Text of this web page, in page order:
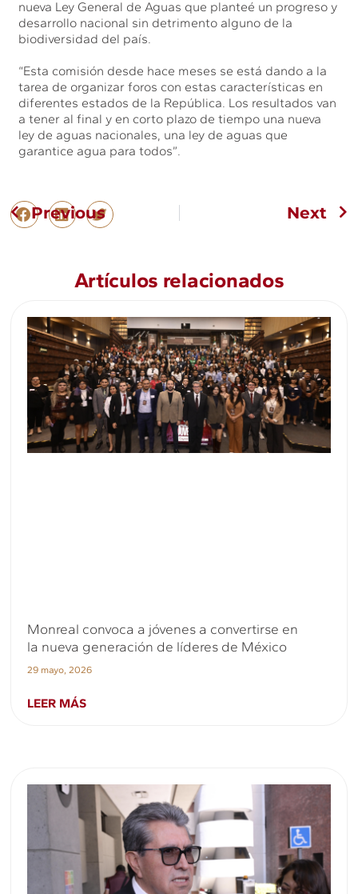
nueva Ley General de Aguas que planteé un progreso y
desarrollo nacional sin detrimento alguno de la
biodiversidad del país.
“Esta comisión desde hace meses se está dando a la
tarea de organizar foros con estas características en
diferentes estados de la República. Los resultados van
a tener al final y en corto plazo de tiempo una nueva
ley de aguas nacionales, una ley de aguas que
garantice agua para todos”.
Previous Next
Artículos relacionados
Monreal convoca a jóvenes a convertirse en
la nueva generación de líderes de México
29 mayo, 2026
LEER MÁS